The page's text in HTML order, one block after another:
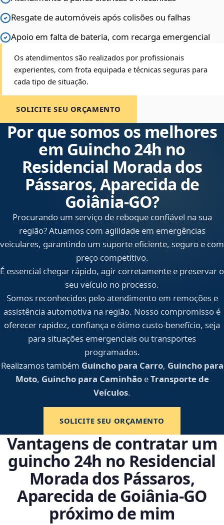
Resgate de automóveis após colisões ou falhas
Apoio em falta de bateria, com recarga emergencial
Os atendimentos são realizados por profissionais
experientes, com frota equipada e técnicas seguras para
cada tipo de situação.
SOLICITE SEU ORÇAMENTO
Por que somos os melhores
em Guincho 24h no
Residencial Morada dos
Pássaros, Aparecida de
Goiânia‑GO?
Procurando um serviço de reboque confiável na sua
região? Atuamos com agilidade em emergências
veiculares, garantindo um suporte eficiente, seguro e com
preço competitivo.
É essencial chegar rápido, agir corretamente e preservar o
seu veículo no processo.
Somos reconhecidos pelo atendimento em remoções e
assistência automotiva na região. Nosso compromisso é
oferecer rapidez, confiança e ótimo custo-benefício, seja
para situações emergenciais ou transportes
programados.
Realizamos também Guincho para Carro, Guincho para
Moto, Guincho para CaminhãoeTransporte de
Veículos.
SOLICITE SEU ORÇAMENTO
Vantagens de contratar um
guincho 24h no Residencial
Morada dos Pássaros,
Aparecida de Goiânia‑GO
próximo de mim